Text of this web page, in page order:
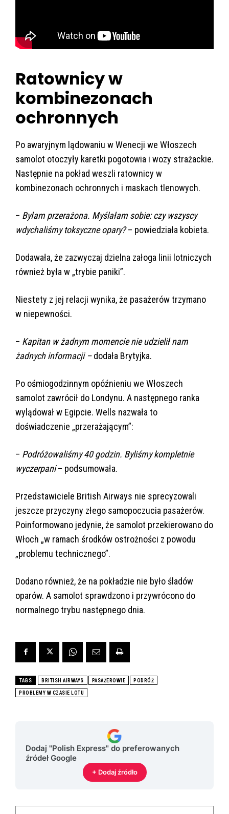
Ratownicy w
kombinezonach
ochronnych
Po awaryjnym lądowaniu w Wenecji we Włoszech
samolot otoczyły karetki pogotowia i wozy strażackie.
Następnie na pokład weszli ratownicy w
kombinezonach ochronnych i maskach tlenowych.
– Byłam przerażona. Myślałam sobie: czy wszyscy
wdychaliśmy toksyczne opary?– powiedziała kobieta.
Dodawała, że zazwyczaj dzielna załoga linii lotniczych
również była w „trybie paniki”.
Niestety z jej relacji wynika, że pasażerów trzymano
w niepewności.
– Kapitan w żadnym momencie nie udzielił nam
żadnych informacji –dodała Brytyjka.
Po ośmiogodzinnym opóźnieniu we Włoszech
samolot zawrócił do Londynu. A następnego ranka
wylądował w Egipcie. Wells nazwała to
doświadczenie „przerażającym”:
– Podróżowaliśmy 40 godzin. Byliśmy kompletnie
wyczerpani– podsumowała.
Przedstawiciele British Airways nie sprecyzowali
jeszcze przyczyny złego samopoczucia pasażerów.
Poinformowano jedynie, że samolot przekierowano do
Włoch „w ramach środków ostrożności z powodu
„problemu technicznego”.
Dodano również, że na pokładzie nie było śladów
oparów. A samolot sprawdzono i przywrócono do
normalnego trybu następnego dnia.
TAGS BRITISH AIRWAYS PASAŻEROWIE PODRÓŻ
PROBLEMY W CZASIE LOTU
Dodaj "Polish Express" do preferowanych
źródeł Google
+ Dodaj źródło